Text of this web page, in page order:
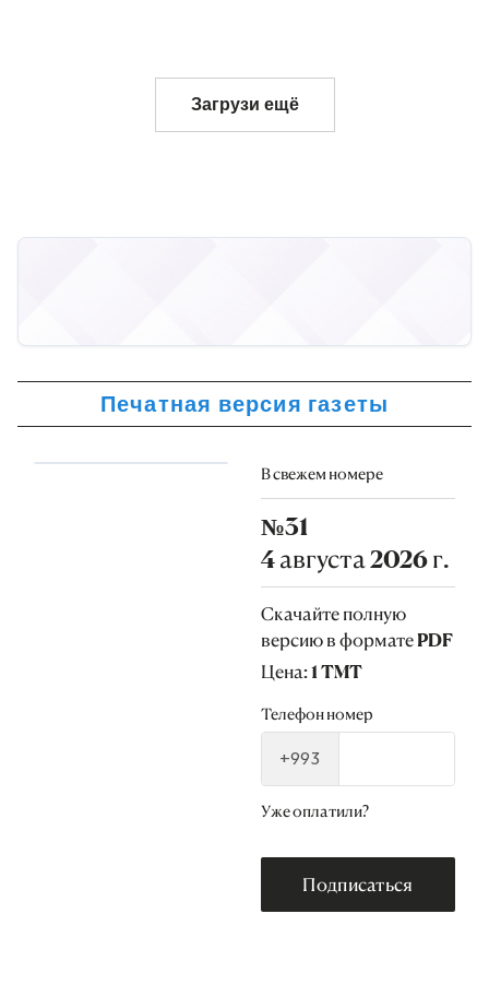
Загрузи ещё
Печатная версия газеты
В свежем номере
№31
4 августа 2026 г.
Скачайте полную
версию в формате PDF
Цена: 1 TMT
Телефон номер
+993
Уже оплатили?
Подписаться